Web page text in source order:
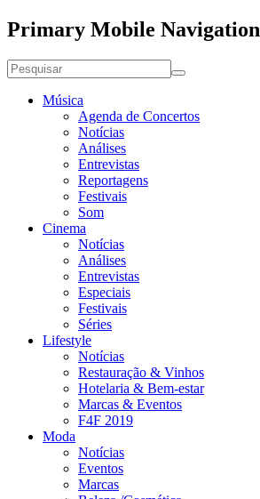
Primary Mobile Navigation
Música
Agenda de Concertos
Notícias
Análises
Entrevistas
Reportagens
Festivais
Som
Cinema
Notícias
Análises
Entrevistas
Especiais
Festivais
Séries
Lifestyle
Notícias
Restauração & Vinhos
Hotelaria & Bem-estar
Marcas & Eventos
F4F 2019
Moda
Notícias
Eventos
Marcas